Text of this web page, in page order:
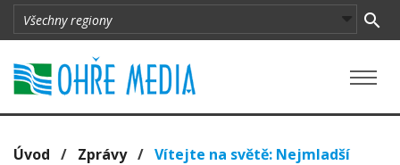
Úvod / Zprávy/ Vítejte na světě: Nejmladší